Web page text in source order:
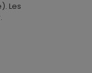
Les